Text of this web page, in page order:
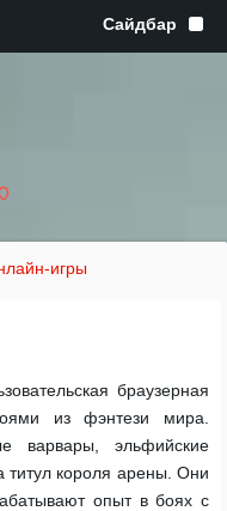
игры
браузерная
из фэнтези мира.
варвары, эльфийские
титул короля арены. Они
опыт в боях с